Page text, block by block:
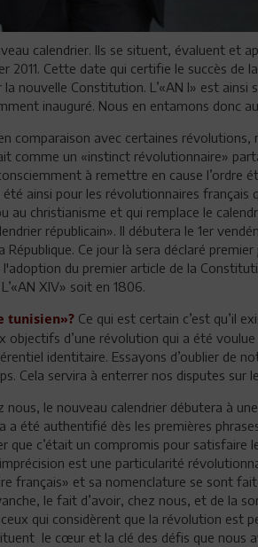
calendrier. Ils se situent, évaluent et
2011. Cette date qui certifie le succès de
nouvelle Constitution. L’«AN I» est ainsi
inauguré. Nous en entamons donc
comparaison avec certaines
comme un «instinct révolutionnaire»
à remettre en cause l’ordre
ainsi pour les révolutionnaires français
au christianisme et qui remplace le
républicain». Il débutera le 1er
Ce jour là sera déclaré premier
du premier article de la
XIV» soit en 1806.
tunisien»? Ce qui est certain c’est qu’il
objectifs d’une révolution qui a été
identitaire. Essayons d’oublier de
Cela servira à enterrer nos disputes sur
nous, le nouveau calendrier débutera à
a été authentifié dès les premières
que c’était un compromis pour satisfaire
est une particularité
français» et sa nomenclature se sont
le fait d’avoir, chez nous, et de la
qui considèrent que la révolution est
le cœur et la clé des défis que nous